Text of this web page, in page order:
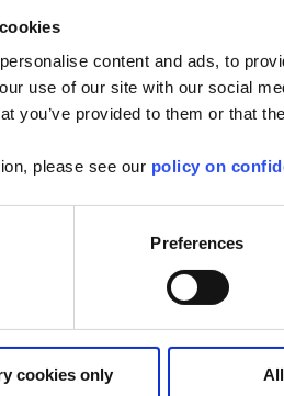
content and ads, to
use of our site with our social
you’ve provided to them or that
please see our policy on
Preferences
cookies only
broyage au préchauffage de la farine, du
nos instruments de mesure peuvent
de votre production, tout en contribuant à
SENSORS